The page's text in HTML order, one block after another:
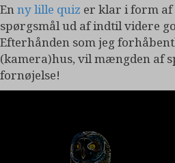
Enny lille quiz er klar i form
spørgsmål ud af indtil videre
Efterhånden som jeg
(kamera)hus, vil mængden af
fornøjelse!